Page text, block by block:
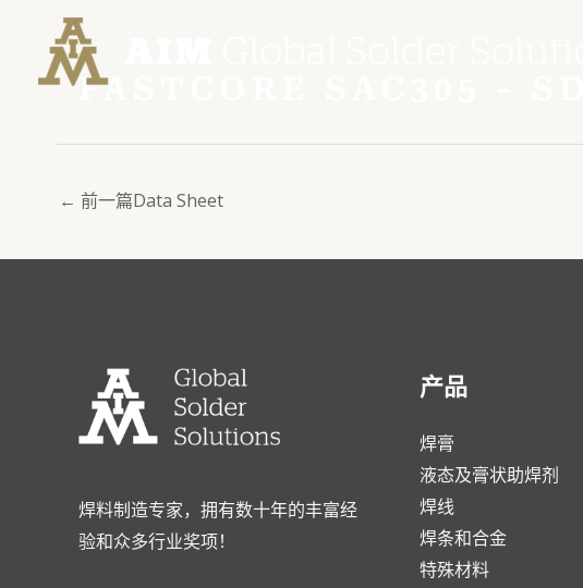
FASTCORE SAC305 -
Post
navigation
← 前一篇Data Sheet
焊料制造专家，拥有数十年的丰富经
验和众多行业奖项！
产品
焊膏
液态及膏状助焊剂
焊线
焊条和合金
特殊材料